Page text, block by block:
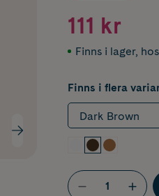
111 kr
Finns i lager,
Finns i flera
Dark Brown